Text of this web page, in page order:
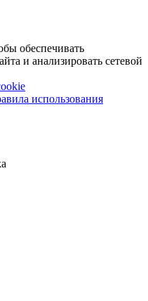
обеспечивать
и анализировать сетевой
использования